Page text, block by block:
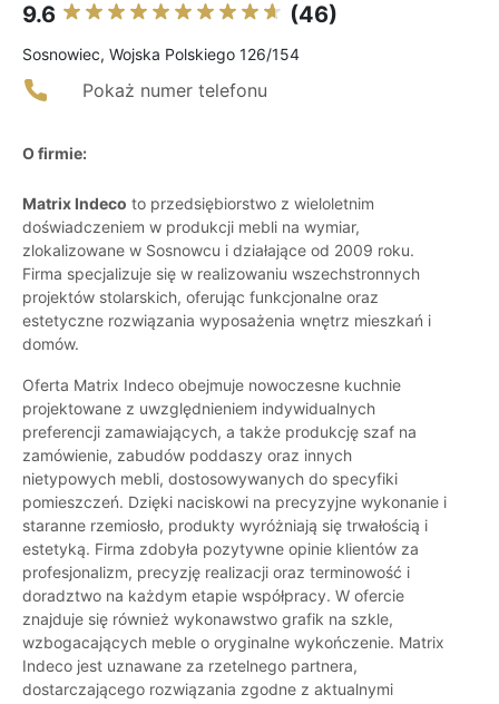
9.6 (46)
Sosnowiec, Wojska Polskiego 126/154
Pokaż numer telefonu
O firmie:
Matrix Indeco to przedsiębiorstwo z wieloletnim
doświadczeniem w produkcji mebli na wymiar,
zlokalizowane w Sosnowcu i działające od 2009 roku.
Firma specjalizuje się w realizowaniu wszechstronnych
projektów stolarskich, oferując funkcjonalne oraz
estetyczne rozwiązania wyposażenia wnętrz mieszkań i
domów.
Oferta Matrix Indeco obejmuje nowoczesne kuchnie
projektowane z uwzględnieniem indywidualnych
preferencji zamawiających, a także produkcję szaf na
zamówienie, zabudów poddaszy oraz innych
nietypowych mebli, dostosowywanych do specyfiki
pomieszczeń. Dzięki naciskowi na precyzyjne wykonanie i
staranne rzemiosło, produkty wyróżniają się trwałością i
estetyką. Firma zdobyła pozytywne opinie klientów za
profesjonalizm, precyzję realizacji oraz terminowość i
doradztwo na każdym etapie współpracy. W ofercie
znajduje się również wykonawstwo grafik na szkle,
wzbogacających meble o oryginalne wykończenie. Matrix
Indeco jest uznawane za rzetelnego partnera,
dostarczającego rozwiązania zgodne z aktualnymi